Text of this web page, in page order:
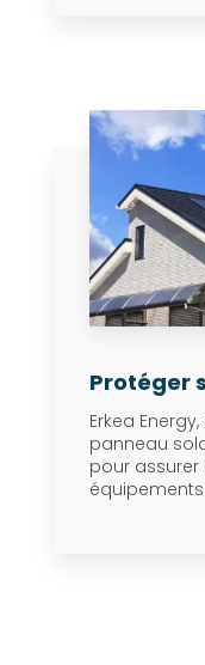
Protéger
Erkea
panneau
pour